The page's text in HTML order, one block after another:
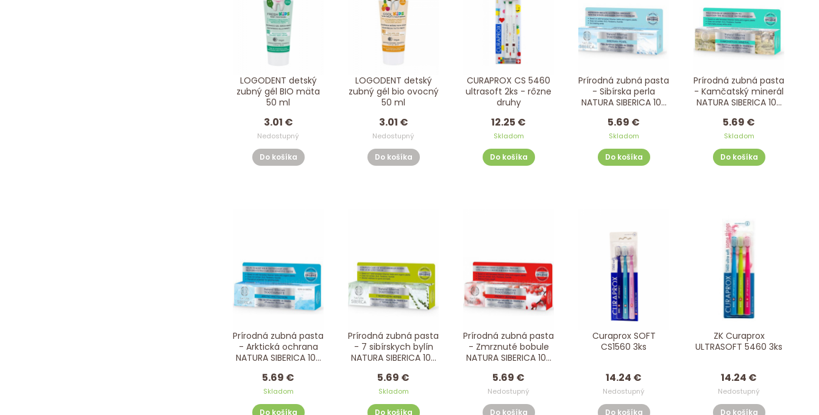
LOGODENT detský
zubný gél BIO mäta
50 ml
3.01 €
Nedostupný
Do košíka
LOGODENT detský
zubný gél bio ovocný
50 ml
3.01 €
Nedostupný
Do košíka
CURAPROX CS 5460
ultrasoft 2ks - rôzne
druhy
12.25 €
Skladom
Do košíka
Prírodná zubná pasta
- Sibírska perla
NATURA SIBERICA 100
5.69 €
Skladom
Do košíka
Prírodná zubná pasta
- Kamčatský minerál
NATURA SIBERICA 100
5.69 €
Skladom
Do košíka
Prírodná zubná pasta
- Arktická ochrana
NATURA SIBERICA 100
5.69 €
Skladom
Do košíka
Prírodná zubná pasta
- 7 sibírskych bylín
NATURA SIBERICA 100
5.69 €
Skladom
Do košíka
Prírodná zubná pasta
- Zmrznuté bobule
NATURA SIBERICA 100
5.69 €
Nedostupný
Do košíka
Curaprox SOFT
CS1560 3ks
14.24 €
Nedostupný
Do košíka
ZK Curaprox
ULTRASOFT 5460 3ks
14.24 €
Nedostupný
Do košíka